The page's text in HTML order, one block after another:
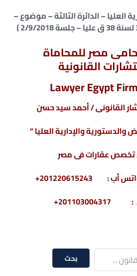
العليا – الدائرة الثالثة – موضوع –
مصر للمحاماة
القانونية
القانونى / أحمد سيد حسن
والدستورية والإدارية العليا “
عقارات فى مصر
بحث